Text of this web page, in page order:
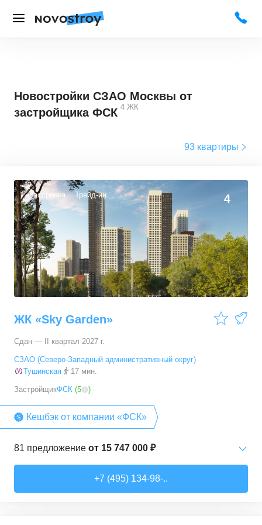
Новостройки СЗАО Москвы от
застройщика ФСК 4 ЖК
93 квартиры
Рассрочка Трейд-ин 4
ЖК «Sky Garden»
Сдан — II квартал 2027 г.
СЗАО (Северо-Западный административный округ)
Тушинская
17 мин.
ЗастройщикФСК (5 )
Кешбэк от компании «ФСК»
81 предложение от 15 747 000 ₽
+7 (495) 134-98-..